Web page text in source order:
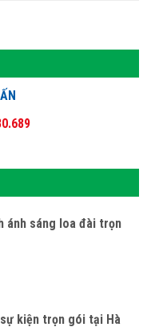
ánh sáng loa đài trọn
kiện trọn gói tại Hà